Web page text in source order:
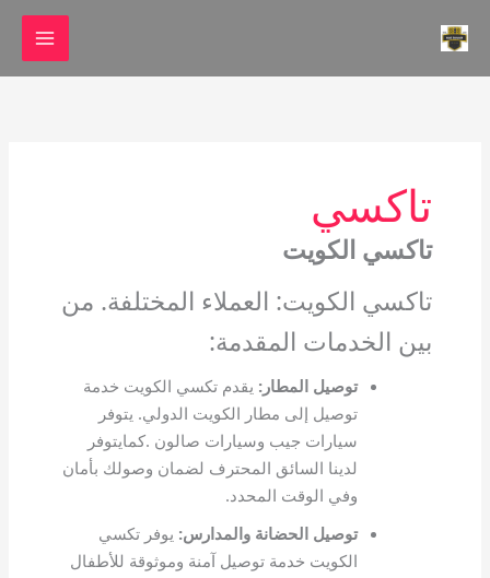
إلى
تاكسي
تاكسي الكويت
تاكسي الكويت: العملاء المختلفة. من
بين الخدمات المقدمة:
توصيل المطار : يقدم تكسي الكويت خدمة
توصيل إلى مطار الكويت الدولي. يتوفر
سيارات جيب وسيارات صالون .كمايتوفر
لدينا السائق المحترف لضمان وصولك بأمان
وفي الوقت المحدد.
توصيل الحضانة والمدارس: يوفر تكسي
الكويت خدمة توصيل آمنة وموثوقة للأطفال